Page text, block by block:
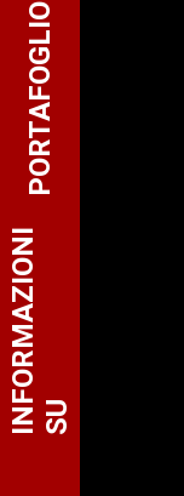
I
N
F
O
R
M
A
Z
I
O
N
I
S U
PORTAFOGLIO